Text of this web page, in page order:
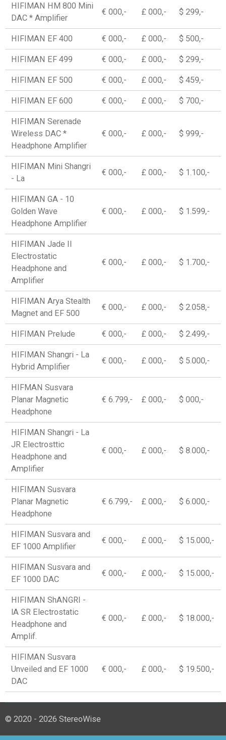
HIFIMAN HM 800 Mini
DAC * Amplifier
€ 000,- £ 000,- $ 299,-
HIFIMAN EF 400 € 000,- £ 000,- $ 500,-
HIFIMAN EF 499 € 000,- £ 000,- $ 299,-
HIFIMAN EF 500 € 000,- £ 000,- $ 459,-
HIFIMAN EF 600 € 000,- £ 000,- $ 700,-
HIFIMAN Serenade
Wireless DAC *
Headphone Amplifier
€ 000,- £ 000,- $ 999,-
HIFIMAN Mini Shangri
- La
€ 000,- £ 000,- $ 1.100,-
HIFIMAN GA - 10
Golden Wave
Headphone Amplifier
€ 000,- £ 000,- $ 1.599,-
HIFIMAN Jade II
Electrostatic
Headphone and
Amplifier
€ 000,- £ 000,- $ 1.700,-
HIFIMAN Arya Stealth
Magnet and EF 500
€ 000,- £ 000,- $ 2.058,-
HIFIMAN Prelude € 000,- £ 000,- $ 2.499,-
HIFIMAN Shangri - La
Hybrid Amplifier
€ 000,- £ 000,- $ 5.000,-
HIFMAN Susvara
Planar Magnetic
Headphone
€ 6.799,- £ 000,- $ 000,-
HIFIMAN Shangri - La
JR Electrosttic
Headphone and
Amplifier
€ 000,- £ 000,- $ 8.000,-
HIFIMAN Susvara
Planar Magnetic
Headphone
€ 6.799,- £ 000,- $ 6.000,-
HIFIMAN Susvara and
EF 1000 Amplifier
€ 000,- £ 000,- $ 15.000,-
HIFIMAN Susvara and
EF 1000 DAC
€ 000,- £ 000,- $ 15.000,-
HIFIMAN ShANGRI -
lA SR Electrostatic
Headphone and
Amplif.
€ 000,- £ 000,- $ 18.000,-
HIFIMAN Susvara
Unveiled and EF 1000
DAC
€ 000,- £ 000,- $ 19.500,-
© 2020 - 2026 StereoWise